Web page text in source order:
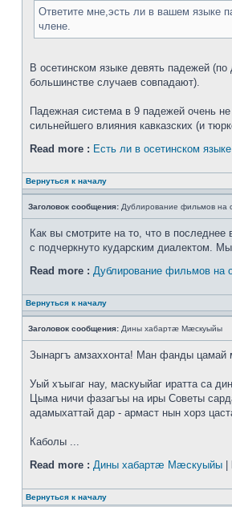
Ответите мне,эсть ли в вашем языке
члене.
В осетинском языке девять падежей
большинстве случаев совпадают).
Падежная система в 9 падежей очень
сильнейшего влияния кавказских (и
Read more : Есть ли в осетинском
Вернуться к началу
Заголовок сообщения: Дублирование фильмов на
Как вы смотрите на то, что в
с подчеркнуто кударским диалектом.
Read more : Дублирование фильмов на
Вернуться к началу
Заголовок сообщения: Дины хабартæ Мæскуыйы
Зынаргъ амзаххонта! Ман фанды цамай
Уый хъыгаг нау, маскуыйаг иратта са
Цыма ничи фазагъы на иры Советы
адамыхаттай дар - армаст нын хорз
Каболы ...
Read more : Дины хабартæ Мæскуыйы
Вернуться к началу